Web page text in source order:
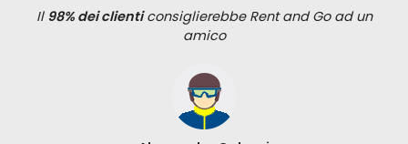
Il 98% dei clienticonsiglierebbe Rent and Go ad un
amico